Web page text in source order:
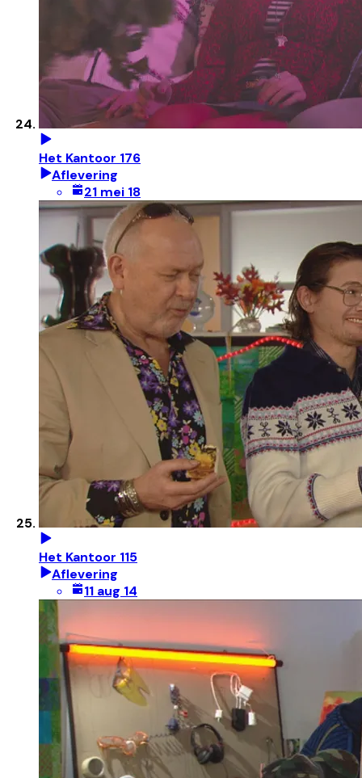
Het Kantoor 176
Aflevering
21 mei 18
Het Kantoor 115
Aflevering
11 aug 14